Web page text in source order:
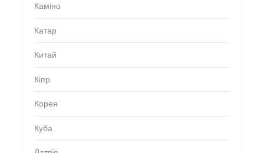
Каміно
Катар
Китай
Кіпр
Корея
Куба